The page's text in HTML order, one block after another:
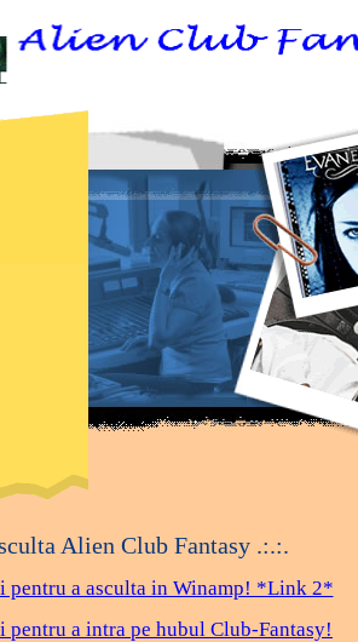
Alien Club Fantasy .:.:.
pentru a asculta in Winamp! *Link 2*
pentru a intra pe hubul Club-Fantasy!